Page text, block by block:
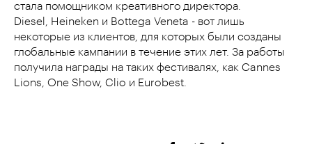
стала помощником креативного директора.
Diesel, Heineken и Bottega Veneta - вот лишь
некоторые из клиентов, для которых были созданы
глобальные кампании в течение этих лет. За работы
получила награды на таких фестивалях, как Cannes
Lions, One Show, Clio и Eurobest.